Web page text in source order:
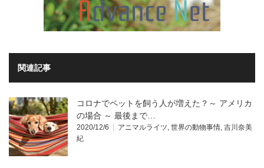
関連記事
コロナでペットを飼う人が増えた？～ アメリカ
の場合 ～ 最後まで…
2020/12/6 アニマルライツ 世界の動物事情 吉川奈美
紀